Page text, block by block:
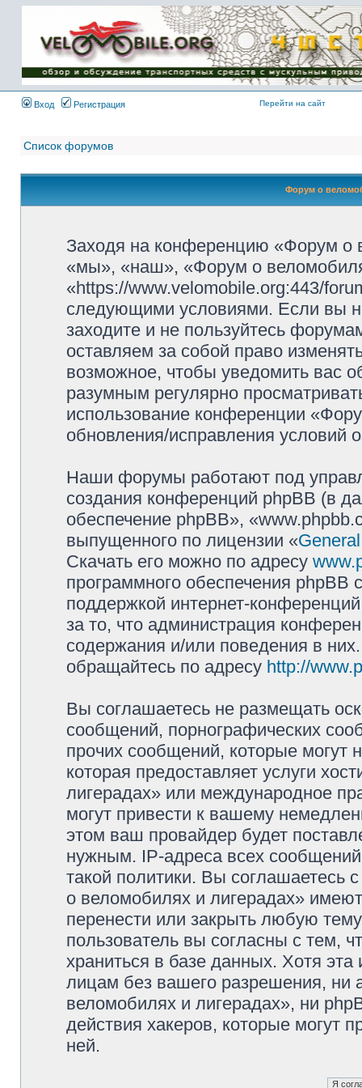
Имя пользователя:
Пароль:
{ LOG_ME_IN_SHORT
}
Вход
Регистрация Перейти на сайт
Список форумов
Форум о
Заходя на конференцию «Форум о
«мы», «наш», «Форум о
«https://www.velomobile.org:443/
следующими условиями. Если вы
заходите и не пользуйтесь
оставляем за собой право
возможное, чтобы уведомить вас
разумным регулярно
использование конференции
обновления/исправления условий
Наши форумы работают под
создания конференций phpBB (в
обеспечение phpBB»,
выпущенного по лицензии «
Скачать его можно по адресу
программного обеспечения phpBB
поддержкой интернет-
за то, что администрация
содержания и/или поведения в
обращайтесь по адресу http://
Вы соглашаетесь не размещать
сообщений, порнографических
прочих сообщений, которые могут
которая предоставляет услуги
лигерадах» или международное
могут привести к вашему
этом ваш провайдер будет
нужным. IP-адреса всех
такой политики. Вы
о веломобилях и лигерадах»
перенести или закрыть любую
пользователь вы согласны с тем,
храниться в базе данных. Хотя
лицам без вашего разрешения, ни
веломобилях и лигерадах», ни
действия хакеров, которые могут
ней.